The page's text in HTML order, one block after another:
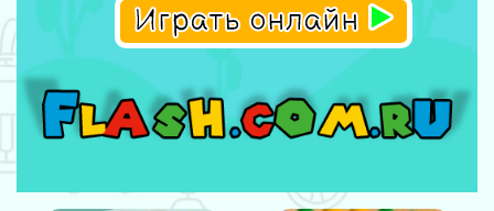
Играть онлайн